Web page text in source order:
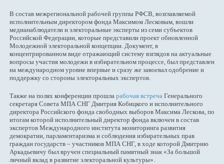
В состав межрегиональной рабочей группы РФСВ, возглавляемой
исполнительным директором фонда Максимом Лесковым, вошли
медианаблюдатели и электоральные эксперты из семи субъектов
Российской Федерации, которые представили проект обновленной
Молодежной электоральной концепции. Документ, в
концентрированном виде отражающий систему взглядов на актуальные
вопросы участия молодежи в избирательном процессе, был представлен
на международном уровне впервые и сразу же завоевал одобрение и
поддержку со стороны электоральных экспертов.
Также на полях конференции прошла рабочая встреча Генерального
секретаря Совета МПА СНГ Дмитрия Кобицкого и исполнительного
директора Российского фонда свободных выборов Максима Лескова, по
итогам которой исполнительный директор фонда включен в состав
экспертов Международного института мониторинга развития
демократии, парламентаризма и соблюдения избирательных прав
граждан государств – участников МПА СНГ, в ходе которой Дмитрию
Аркадьевичу был вручен специальный памятный знак «За большой
личный вклад в развитие электоральной культуры».